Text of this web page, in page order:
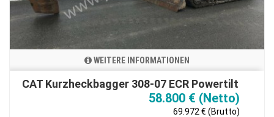
WEITERE INFORMATIONEN
CAT Kurzheckbagger 308-07 ECR Powertilt
58.800 € (Netto)
69.972 € (Brutto)